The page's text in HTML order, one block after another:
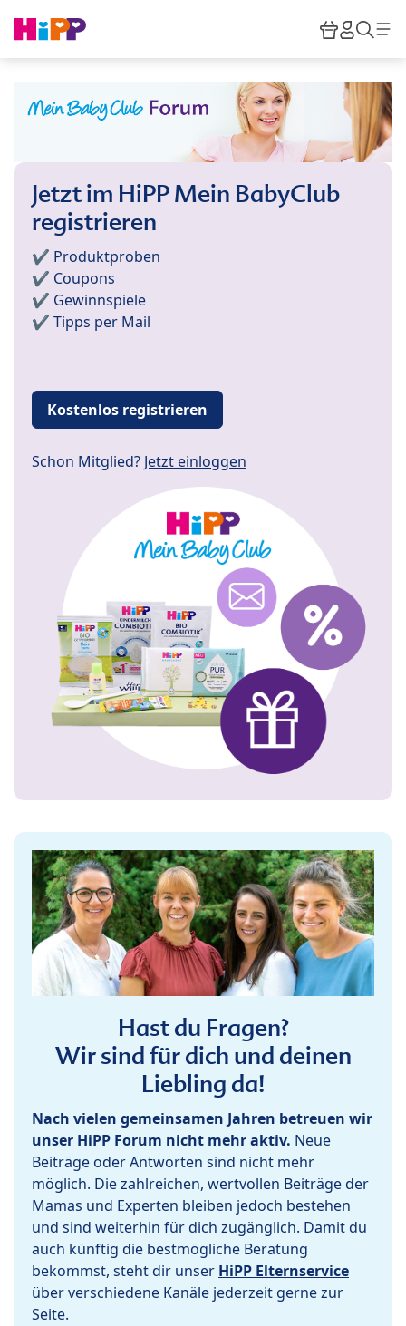
HiPP
Jetzt im HiPP Mein BabyClub
registrieren
✔️ Produktproben
✔️ Coupons
✔️ Gewinnspiele
✔️ Tipps per Mail
Kostenlos registrieren
Schon Mitglied? Jetzt einloggen
Hast du Fragen?
Wir sind für dich und deinen
Liebling da!
Nach vielen gemeinsamen Jahren betreuen wir
unser HiPP Forum nicht mehr aktiv. Neue
Beiträge oder Antworten sind nicht mehr
möglich. Die zahlreichen, wertvollen Beiträge der
Mamas und Experten bleiben jedoch bestehen
und sind weiterhin für dich zugänglich. Damit du
auch künftig die bestmögliche Beratung
bekommst, steht dir unser HiPP Elternservice
über verschiedene Kanäle jederzeit gerne zur
Seite.